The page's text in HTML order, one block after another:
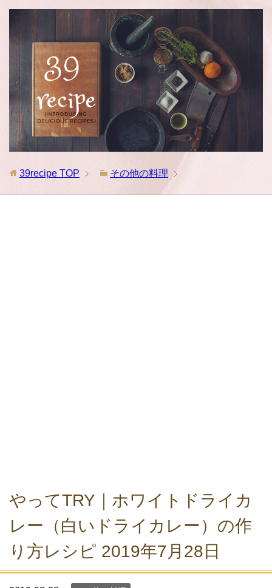
39recipe TOP その他の料理
やってTRY｜ホワイトドライカ
レー（白いドライカレー）の作
り方レシピ 2019年7月28日